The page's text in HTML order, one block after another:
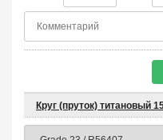
Круг (пруток) титановый